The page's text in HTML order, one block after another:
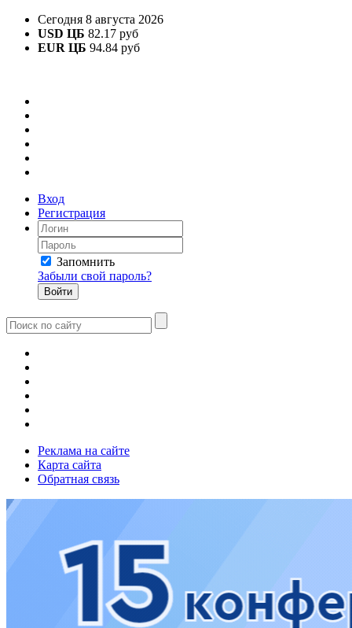
Сегодня 8 августа 2026
USD ЦБ 82.17 руб
EUR ЦБ 94.84 руб
Вход
Регистрация
Запомнить
Забыли свой пароль?
Реклама на сайте
Карта сайта
Обратная связь